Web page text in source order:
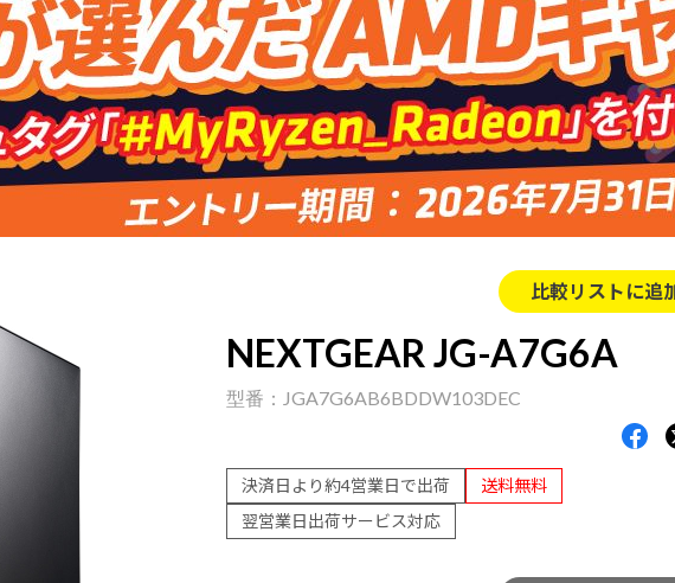
比較リストに追
NEXTGEAR JG-A7G6A
JGA7G6AB6BDDW103DEC
決済日より約4営業日で出荷
送料無料
翌営業日出荷サービス対応